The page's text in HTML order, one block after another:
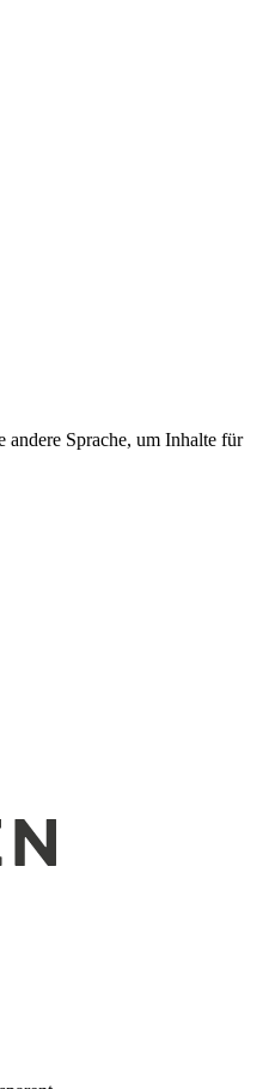
andere Sprache, um Inhalte für